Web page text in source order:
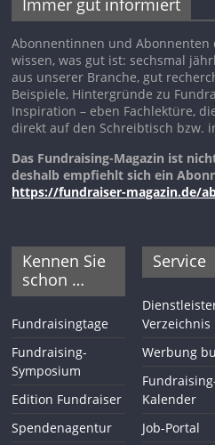
Abonnentinnen und Abonnenten
wissen, was gut ist: sechsmal
aus unserer Branche, gut
Beispiele, Hintergründe zu
Inspiration – eben Fachlektüre,
direkt auf den Schreibtisch bzw.
Das Fundraising-Magazin ist
deshalb empfiehlt sich ein
https://fundraiser-magazin.de/
Kennen Sie
schon …
Fundraisingtage
Fundraising-
Symposium
Edition Fundraiser
Spendenagentur
Service
Verzeichnis
Werbung
Kalender
Job-Portal